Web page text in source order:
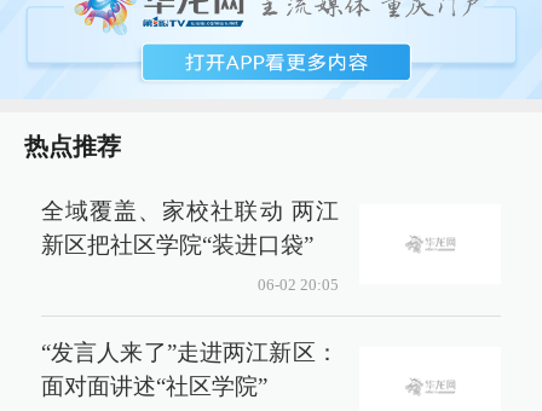
热点推荐
全域覆盖、家校社联动 两江
新区把社区学院“装进口袋”
06-02 20:05
“发言人来了”走进两江新区：
面对面讲述“社区学院”